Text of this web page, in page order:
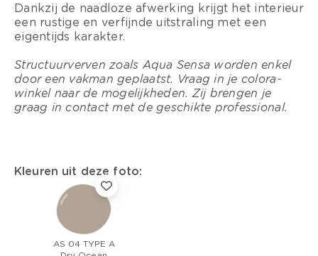
Dankzij de naadloze afwerking krijgt het interieur
een rustige en verfijnde uitstraling met een
eigentijds karakter.
Structuurverven zoals Aqua Sensa worden enkel
door een vakman geplaatst. Vraag in je colora-
winkel naar de mogelijkheden. Zij brengen je
graag in contact met de geschikte professional.
Kleuren uit deze foto:
AS 04 TYPE A